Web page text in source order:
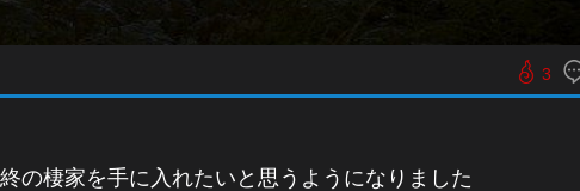
3
の棲家を手に入れたいと思うようになりました